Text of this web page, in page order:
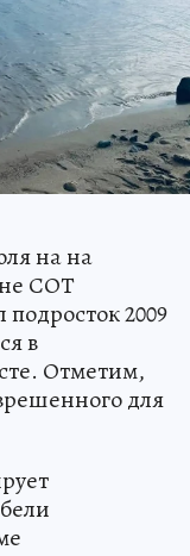
на на
СОТ
2009
в
Отметим,
для